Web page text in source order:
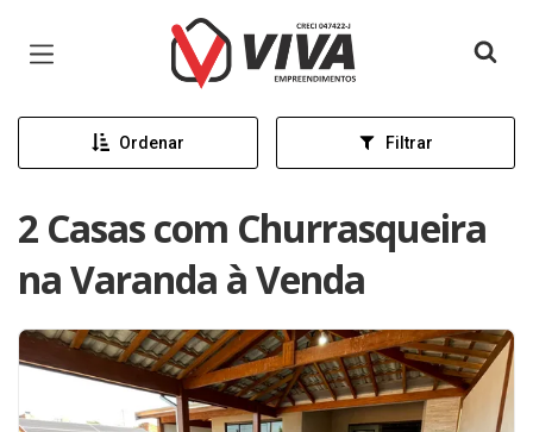
Página inicial
Ordenar Filtrar
2 Casas com Churrasqueira
na Varanda à Venda